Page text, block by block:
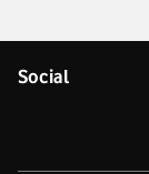
Social